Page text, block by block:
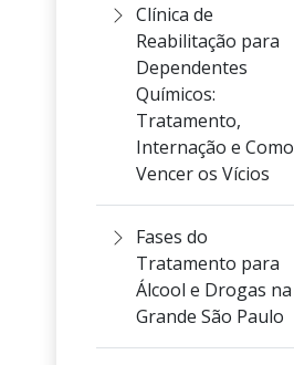
Clínica de
Reabilitação para
Dependentes
Químicos:
Tratamento,
Internação e Como
Vencer os Vícios
Fases do
Tratamento para
Álcool e Drogas na
Grande São Paulo